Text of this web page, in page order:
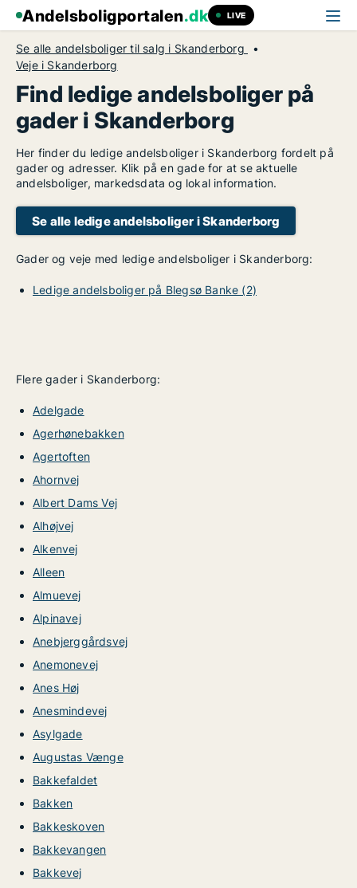
Andelsboligportalen.dk LIVE
Se alle andelsboliger til salg i Skanderborg
Veje i Skanderborg
Find ledige andelsboliger på
gader i Skanderborg
Her finder du ledige andelsboliger i Skanderborg fordelt på
gader og adresser. Klik på en gade for at se aktuelle
andelsboliger, markedsdata og lokal information.
Se alle ledige andelsboliger i Skanderborg
Gader og veje med ledige andelsboliger i Skanderborg:
Ledige andelsboliger på Blegsø Banke (2)
Flere gader i Skanderborg:
Adelgade
Agerhønebakken
Agertoften
Ahornvej
Albert Dams Vej
Alhøjvej
Alkenvej
Alleen
Almuevej
Alpinavej
Anebjerggårdsvej
Anemonevej
Anes Høj
Anesmindevej
Asylgade
Augustas Vænge
Bakkefaldet
Bakken
Bakkeskoven
Bakkevangen
Bakkevej